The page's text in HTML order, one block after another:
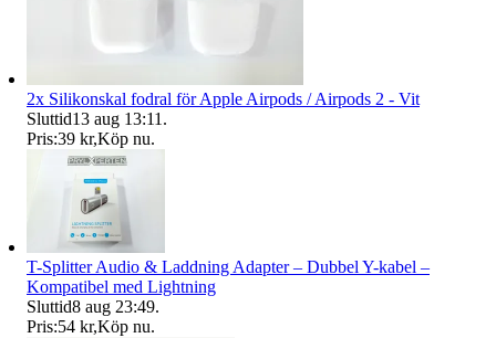
2x Silikonskal fodral för Apple Airpods / Airpods 2 - Vit
Sluttid13 aug 13:11 .
Pris:39 kr,Köp nu.
T-Splitter Audio & Laddning Adapter – Dubbel Y-kabel –
Kompatibel med Lightning
Sluttid8 aug 23:49.
Pris:54 kr,Köp nu.